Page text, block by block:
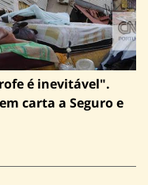
é inevitável".
carta a Seguro e